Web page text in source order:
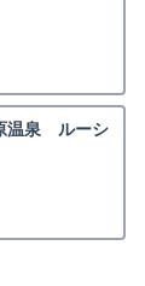
温泉 ルーシ